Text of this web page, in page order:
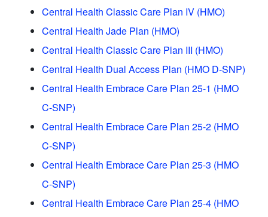
Central Health Classic Care Plan IV (HMO)
Central Health Jade Plan (HMO)
Central Health Classic Care Plan III (HMO)
Central Health Dual Access Plan (HMO D-SNP)
Central Health Embrace Care Plan 25-1 (HMO
C-SNP)
Central Health Embrace Care Plan 25-2 (HMO
C-SNP)
Central Health Embrace Care Plan 25-3 (HMO
C-SNP)
Central Health Embrace Care Plan 25-4 (HMO